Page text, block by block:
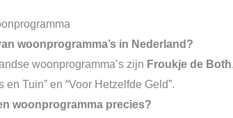
woonprogramma’s in Nederland?
woonprogramma’s zijn Froukje de Both,
Tuin” en “Voor Hetzelfde Geld”.
woonprogramma precies?